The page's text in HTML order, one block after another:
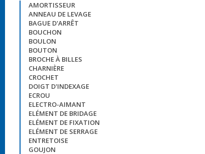
AMORTISSEUR
ANNEAU DE LEVAGE
BAGUE D'ARRÊT
BOUCHON
BOULON
BOUTON
BROCHE À BILLES
CHARNIÈRE
CROCHET
DOIGT D'INDEXAGE
ECROU
ELECTRO-AIMANT
ELÉMENT DE BRIDAGE
ELÉMENT DE FIXATION
ELÉMENT DE SERRAGE
ENTRETOISE
GOUJON